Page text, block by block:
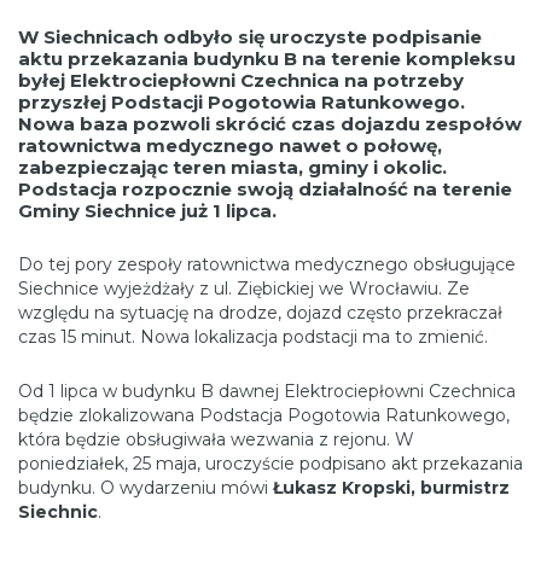
W Siechnicach odbyło się uroczyste podpisanie
aktu przekazania budynku B na terenie kompleksu
byłej Elektrociepłowni Czechnica na potrzeby
przyszłej Podstacji Pogotowia Ratunkowego.
Nowa baza pozwoli skrócić czas dojazdu zespołów
ratownictwa medycznego nawet o połowę,
zabezpieczając teren miasta, gminy i okolic.
Podstacja rozpocznie swoją działalność na terenie
Gminy Siechnice już 1 lipca.
Do tej pory zespoły ratownictwa medycznego obsługujące
Siechnice wyjeżdżały z ul. Ziębickiej we Wrocławiu. Ze
względu na sytuację na drodze, dojazd często przekraczał
czas 15 minut. Nowa lokalizacja podstacji ma to zmienić.
Od 1 lipca w budynku B dawnej Elektrociepłowni Czechnica
będzie zlokalizowana Podstacja Pogotowia Ratunkowego,
która będzie obsługiwała wezwania z rejonu. W
poniedziałek, 25 maja, uroczyście podpisano akt przekazania
budynku. O wydarzeniu mówi Łukasz Kropski, burmistrz
Siechnic.